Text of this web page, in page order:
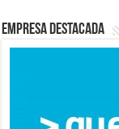
Empresa destacada